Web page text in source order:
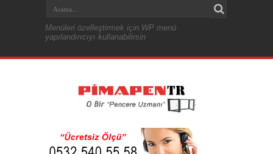
Menüleri özelleştirmek için WP menü
yapılandırıcıyı kullanabilirsin